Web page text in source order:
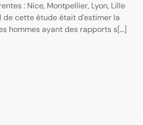
: Nice, Montpellier, Lyon, Lille
de cette étude était d'estimer la
hommes ayant des rapports s[...]